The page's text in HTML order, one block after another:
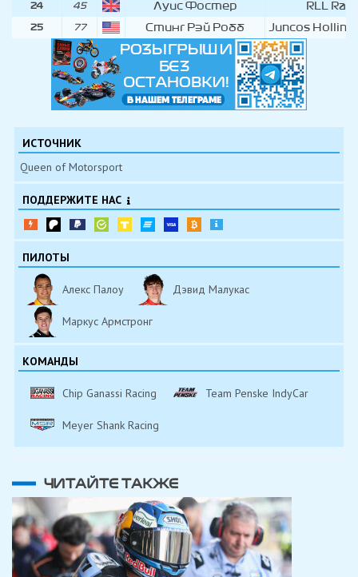
24 45 Луис Фостер RLL
25 77 Стинг Рэй Робб Juncos
ИСТОЧНИК
Queen of Motorsport
ПОДДЕРЖИТЕ НАС
ПИЛОТЫ
Алекс Палоу Дэвид Малукас
Маркус Армстронг
КОМАНДЫ
Chip Ganassi Racing Team Penske IndyCar
Meyer Shank Racing
ЧИТАЙТЕ ТАКЖЕ